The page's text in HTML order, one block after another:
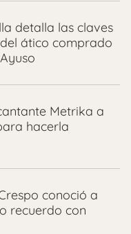
detalla las claves
ático comprado
Metrika a
hacerla
conoció a
recuerdo con